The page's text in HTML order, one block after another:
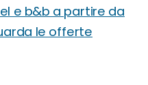
e b&b a partire da
le offerte